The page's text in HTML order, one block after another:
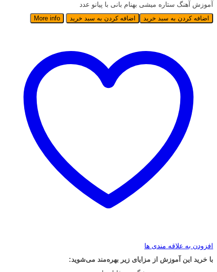
آموزش آهنگ ستاره میشی بهنام بانی با پیانو عدد
اضافه کردن به سبد خرید اضافه کردن به سبد خرید More info
افزودن به علاقه مندی ها
با خرید این آموزش از مزایای زیر بهره‌مند می‌شوید: